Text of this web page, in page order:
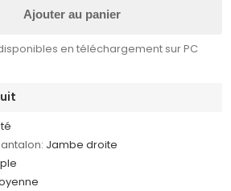
Ajouter au panier
en téléchargement sur PC
Jambe droite